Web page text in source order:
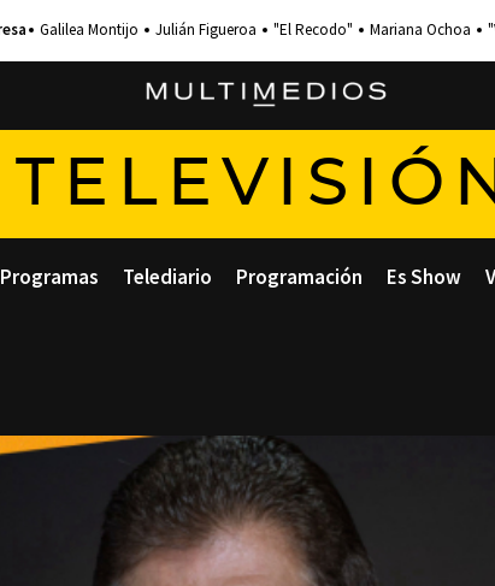
Galilea Montijo Julián Figueroa "El Recodo" Mariana Ochoa
TELEVISIÓN
Programas Telediario Programación Es Show